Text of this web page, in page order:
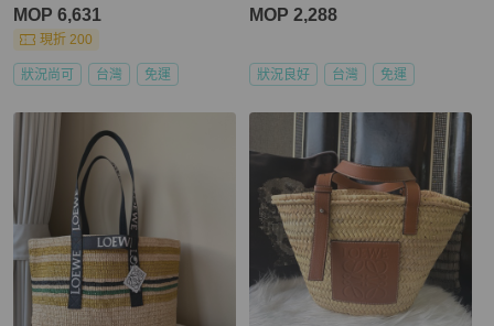
MOP 6,631
現折 200
狀況尚可 台灣 免運
MOP 2,288
狀況良好 台灣 免運